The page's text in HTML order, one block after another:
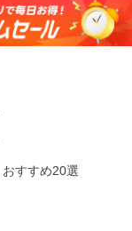
おすすめ20選